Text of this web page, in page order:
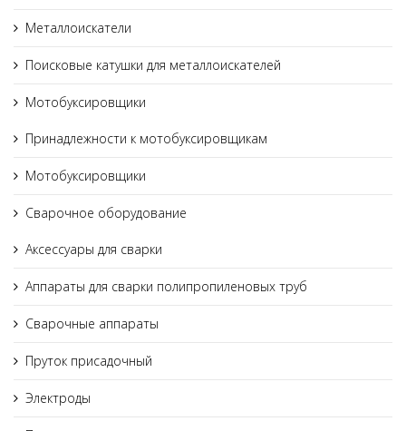
Металлоискатели
Поисковые катушки для металлоискателей
Мотобуксировщики
Принадлежности к мотобуксировщикам
Мотобуксировщики
Сварочное оборудование
Аксессуары для сварки
Аппараты для сварки полипропиленовых труб
Сварочные аппараты
Пруток присадочный
Электроды